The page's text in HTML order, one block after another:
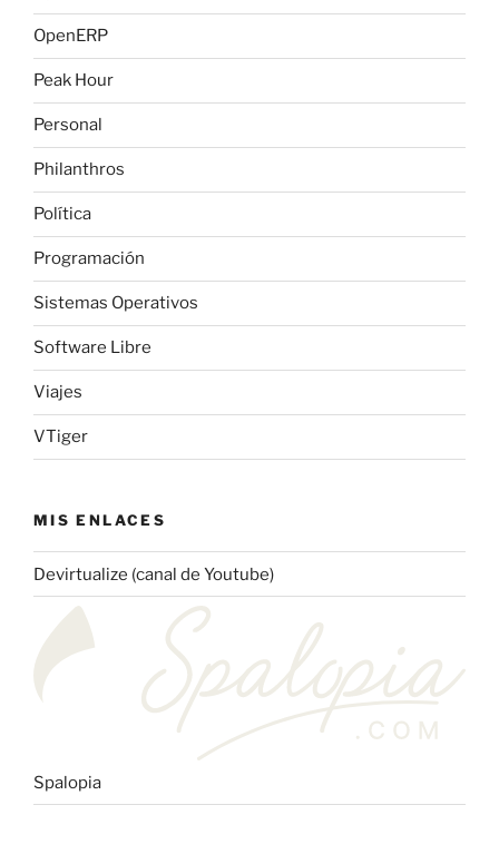
OpenERP
Peak Hour
Personal
Philanthros
Política
Programación
Sistemas Operativos
Software Libre
Viajes
VTiger
MIS ENLACES
Devirtualize (canal de Youtube)
Spalopia